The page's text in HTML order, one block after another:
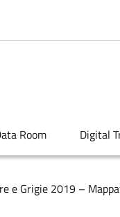
Room Digital
e Grigie 2019 –